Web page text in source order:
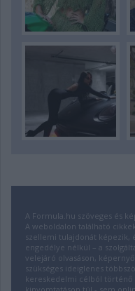
A Formula.hu szöveges és
A weboldalon található
szellemi tulajdonát képezik,
engedélye nélkül – a
velejáró olvasáson,
szükséges ideiglenes
kereskedelmi célból